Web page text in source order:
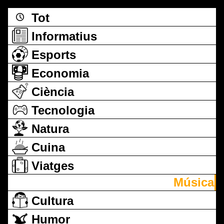
Tot
Informatius
Esports
Economia
Ciència
Tecnologia
Natura
Cuina
Viatges
Música
Cultura
Humor